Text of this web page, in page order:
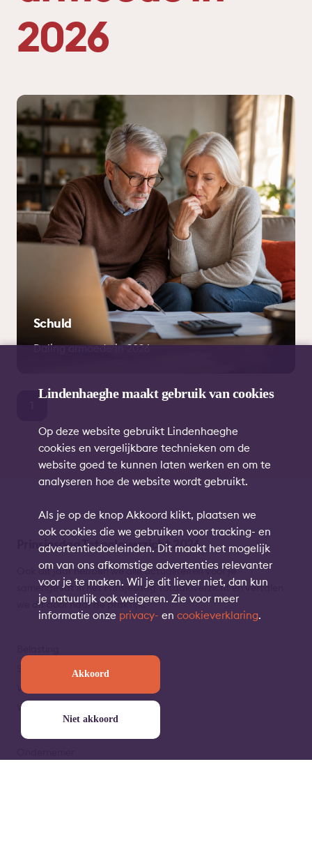
2026
Schuld
Daling armoede in 2026
Prinsjesdag Totaaloverzicht 2026
Ook dit jaar hebben we alle actualiteitenvoor je
samengevat in het Prinsjesdag Totaaloverzicht én vertalen
we dit doornaar de praktijk.
Sociale Zekerheid
Woning
Werk
Lindenhaeghe maakt gebruik van cookies
Op deze website gebruikt Lindenhaeghe
cookies en vergelijkbare technieken om de
website goed te kunnen laten werken en om te
analyseren hoe de website wordt gebruikt.
Als je op de knop Akkoord klikt, plaatsen we
ook cookies die we gebruiken voor tracking- en
advertentiedoeleinden. Dit maakt het mogelijk
om van ons afkomstige advertenties relevanter
voor je te maken. Wil je dit liever niet, dan kun
je natuurlijk ook weigeren. Zie voor meer
informatie onze privacy- en cookieverklaring.
Akkoord
Niet akkoord